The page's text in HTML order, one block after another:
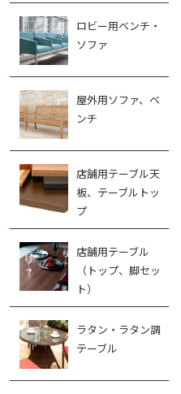
ロビー用ベンチ・
ソファ
屋外用ソファ、ベ
ンチ
店舗用テーブル天
板、テーブルトッ
プ
店舗用テーブル
（トップ、脚セッ
ト）
ラタン・ラタン調
テーブル